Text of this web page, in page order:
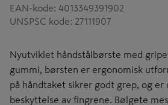
EAN-kode: 4013349391902
UNSPSC kode: 27111907
Nyutviklet håndstålbørste med
gummi, børsten er ergonomisk
på håndtaket sikrer godt grep, og
beskyttelse av fingrene. Bølgete